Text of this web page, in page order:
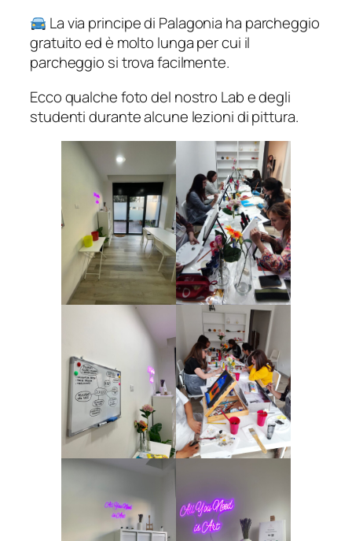
La via principe di Palagonia ha parcheggio
gratuito ed è molto lunga per cui il
parcheggio si trova facilmente.
Ecco qualche foto del nostro Lab e degli
studenti durante alcune lezioni di pittura.